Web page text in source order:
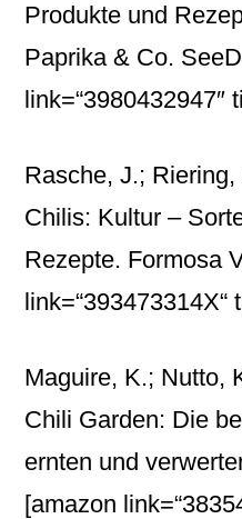
Produkte und
Paprika & Co.
link=“3980432947″
Rasche, J.;
Chilis: Kultur –
Rezepte. Formosa
link=“393473314X“
Maguire, K.; Nutto,
Chili Garden: Die
ernten und
[amazon